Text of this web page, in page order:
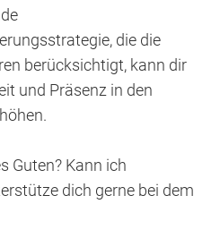
die die
berücksichtigt, kann dir
und Präsenz in den
Guten? Kann ich
dich gerne bei dem